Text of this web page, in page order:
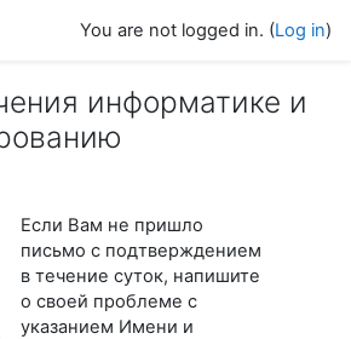
You are not logged in. (Log in)
информатике и
Если Вам не пришло
письмо с подтверждением
в течение суток, напишите
о своей проблеме с
указанием Имени и